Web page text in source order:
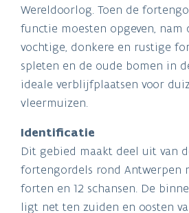
Wereldoorlog. Toen de
functie moesten opgeven, nam
vochtige, donkere en rustige
spleten en de oude bomen in
ideale verblijfplaatsen voor
vleermuizen.
Identificatie
Dit gebied maakt deel uit van
fortengordels rond Antwerpen
forten en 12 schansen. De
ligt net ten zuiden en oosten